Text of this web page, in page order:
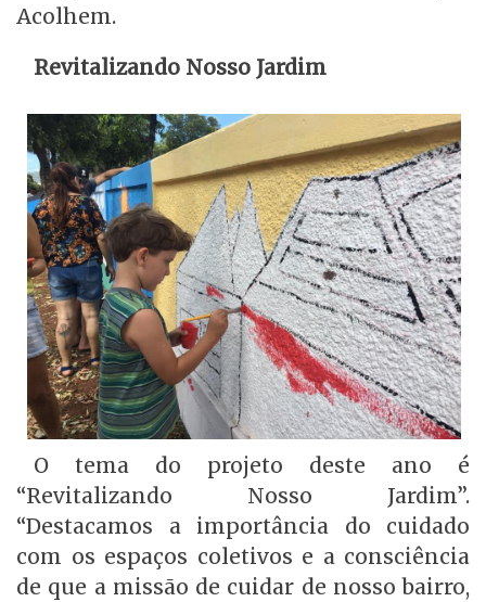
Acolhem.
Revitalizando Nosso Jardim
O tema do projeto deste ano é
“Revitalizando Nosso Jardim”.
“Destacamos a importância do cuidado
com os espaços coletivos e a consciência
de que a missão de cuidar de nosso bairro,